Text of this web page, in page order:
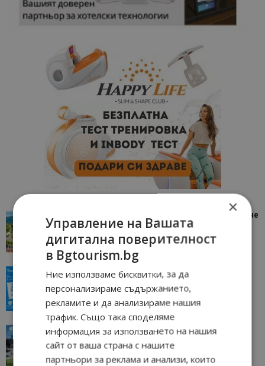
“Пощенска картичка от…”: Петрич – Изживяване
отвъд очакваното
Петрич 11/07/2026 11:22
“Пощенска картичка от…”: Пловдив, градът на
“Пощенска картичка от…”: Перник – град на
×
Управление на Вашата
дигитална поверителност
в Bgtourism.bg
Ние използваме бисквитки, за да
персонализираме съдържанието,
рекламите и да анализираме нашия
трафик. Също така споделяме
информация за използването на нашия
сайт от ваша страна с нашите
партньори за реклама и анализи, които